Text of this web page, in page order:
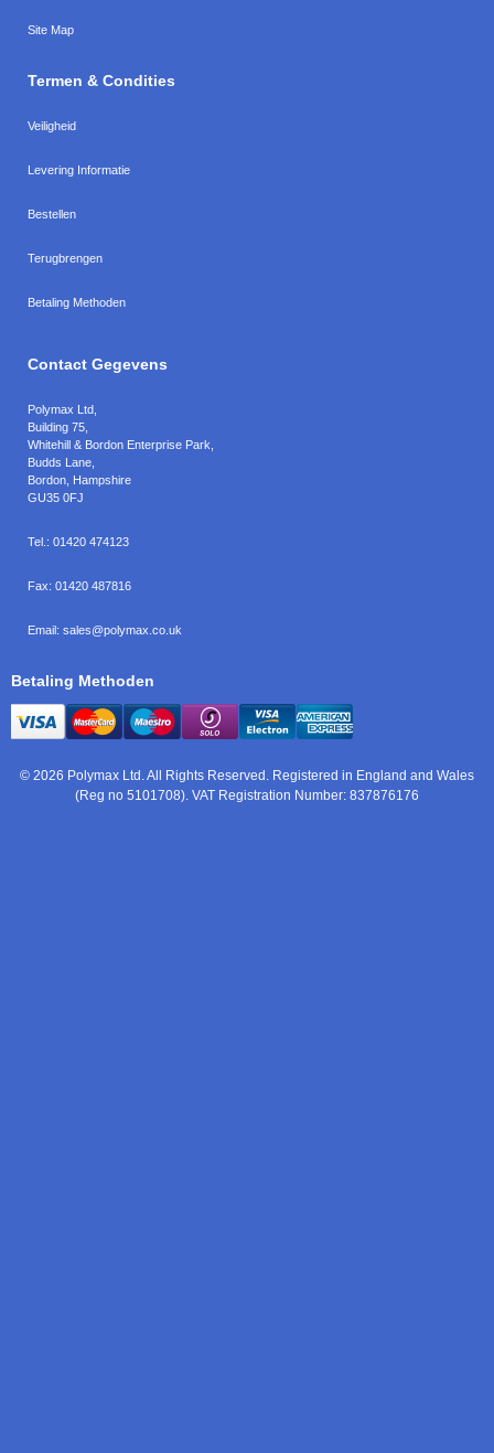
Site Map
Termen & Condities
Veiligheid
Levering Informatie
Bestellen
Terugbrengen
Betaling Methoden
Contact Gegevens
Polymax Ltd
Building 75,
Whitehill & Bordon Enterprise Park,
Budds Lane
Bordon Hampshire
GU35 0FJ
Tel.: 01420 474123
Fax: 01420 487816
Email: sales@polymax.co.uk
Betaling Methoden
© 2026 Polymax Ltd. All Rights Reserved. Registered in England and Wales
(Reg no 5101708). VAT Registration Number: 837876176